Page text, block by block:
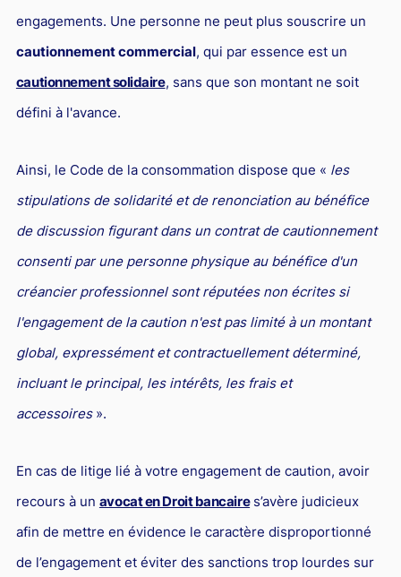
engagements. Une personne ne peut plus souscrire un
cautionnement commercial, qui par essence est un
cautionnement solidaire, sans que son montant ne soit
défini à l'avance.
Ainsi, le Code de la consommation dispose que « les
stipulations de solidarité et de renonciation au bénéfice
de discussion figurant dans un contrat de cautionnement
consenti par une personne physique au bénéfice d'un
créancier professionnel sont réputées non écrites si
l'engagement de la caution n'est pas limité à un montant
global, expressément et contractuellement déterminé,
incluant le principal, les intérêts, les frais et
accessoires».
En cas de litige lié à votre engagement de caution, avoir
recours à un avocat en Droit bancaires’avère judicieux
afin de mettre en évidence le caractère disproportionné
de l’engagement et éviter des sanctions trop lourdes sur